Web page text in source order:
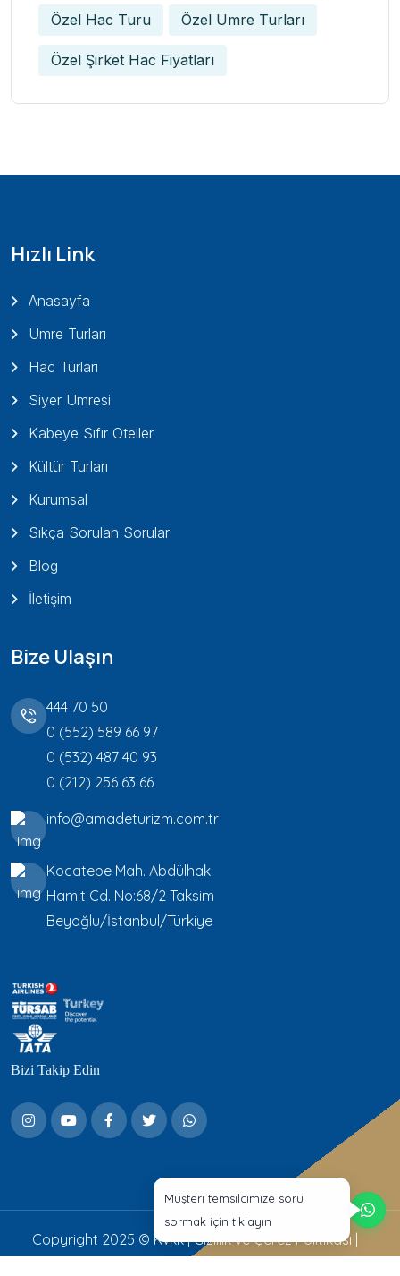
Özel Hac Turu Özel Umre Turları
Özel Şirket Hac Fiyatları
Hızlı Link
Anasayfa
Umre Turları
Hac Turları
Siyer Umresi
Kabeye Sıfır Oteller
Kültür Turları
Kurumsal
Sıkça Sorulan Sorular
Blog
İletişim
Bize Ulaşın
444 70 50
0 (552) 589 66 97
0 (532) 487 40 93
0 (212) 256 63 66
info@amadeturizm.com.tr
Kocatepe Mah. Abdülhak
Hamit Cd. No:68/2 Taksim
Beyoğlu/İstanbul/Türkiye
Bizi Takip Edin
Copyright 2025 © Kvkk|Gizlilik ve Çerez Politikası |
Müşteri temsilcimize soru
sormak için tıklayın